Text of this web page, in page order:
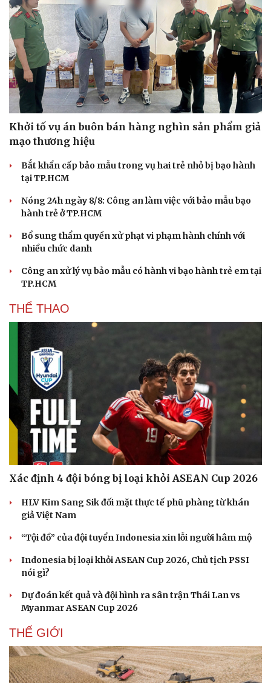
Doanh nghiệp
Thông tin doanh nghiệp
Doanh nghiệp 24h
Doanh nhân
Vì cộng đồng
Công nghệ
Sành điệu
Chuyển đổi số
Khởi tố vụ án buôn bán hàng nghìn sản phẩm giả
mạo thương hiệu
Bắt khẩn cấp bảo mẫu trong vụ hai trẻ nhỏ bị bạo hành
tại TP.HCM
Nóng 24h ngày 8/8: Công an làm việc với bảo mẫu bạo
hành trẻ ở TP.HCM
Bổ sung thẩm quyền xử phạt vi phạm hành chính với
nhiều chức danh
Công an xử lý vụ bảo mẫu có hành vi bạo hành trẻ em tại
TP.HCM
THỂ THAO
Xác định 4 đội bóng bị loại khỏi ASEAN Cup 2026
HLV Kim Sang Sik đối mặt thực tế phũ phàng từ khán
giả Việt Nam
“Tội đồ” của đội tuyển Indonesia xin lỗi người hâm mộ
Indonesia bị loại khỏi ASEAN Cup 2026, Chủ tịch PSSI
nói gì?
Dự đoán kết quả và đội hình ra sân trận Thái Lan vs
Myanmar ASEAN Cup 2026
THẾ GIỚI